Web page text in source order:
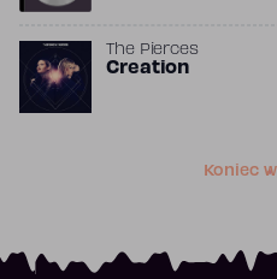
The Pierces
Creation
Koniec